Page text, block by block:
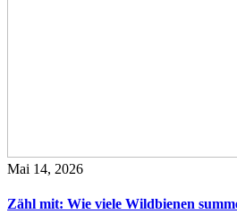
Mai 14, 2026
Zähl mit: Wie viele Wildbienen